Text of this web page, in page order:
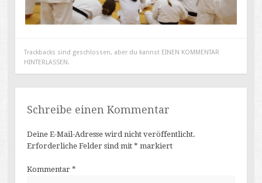
Trackbacks sind geschlossen, aber du kannst EINEN KOMMENTAR
HINTERLASSEN.
Schreibe einen Kommentar
Deine E-Mail-Adresse wird nicht veröffentlicht.
Erforderliche Felder sind mit * markiert
Kommentar *